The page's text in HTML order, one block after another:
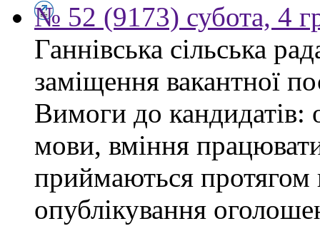
№ 52 (9173) субота, 4
Ганнівська сільська
заміщення вакантної
Вимоги до кандидатів:
мови, вміння
приймаються протягом
опублікування